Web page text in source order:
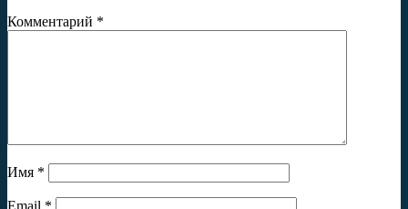
Комментарий *
Имя *
Email *